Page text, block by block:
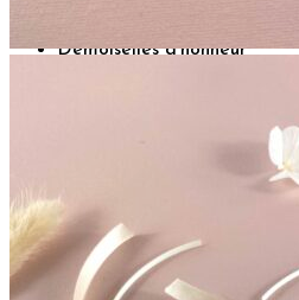
Demoiselles d’honneur
Enfants